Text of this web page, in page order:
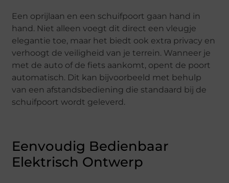
Een oprijlaan en een schuifpoort gaan hand in
hand. Niet alleen voegt dit direct een vleugje
elegantie toe, maar het biedt ook extra privacy en
verhoogt de veiligheid van je terrein. Wanneer je
met de auto of de fiets aankomt, opent de poort
automatisch. Dit kan bijvoorbeeld met behulp
van een afstandsbediening die standaard bij de
schuifpoort wordt geleverd.
Eenvoudig Bedienbaar
Elektrisch Ontwerp